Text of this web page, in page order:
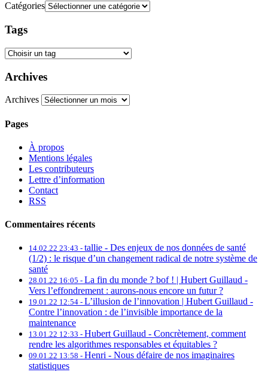
Catégories
Tags
Archives
Archives
Pages
À propos
Mentions légales
Les contributeurs
Lettre d’information
Contact
RSS
Commentaires récents
14.02.22 23:43 - tallie - Des enjeux de nos données de santé
(1/2) : le risque d’un changement radical de notre système de
santé
28.01.22 16:05 - La fin du monde ? bof ! | Hubert Guillaud -
Vers l’effondrement : aurons-nous encore un futur ?
19.01.22 12:54 - L’illusion de l’innovation | Hubert Guillaud -
Contre l’innovation : de l’invisible importance de la
maintenance
13.01.22 12:33 - Hubert Guillaud - Concrètement, comment
rendre les algorithmes responsables et équitables ?
09.01.22 13:58 - Henri - Nous défaire de nos imaginaires
statistiques